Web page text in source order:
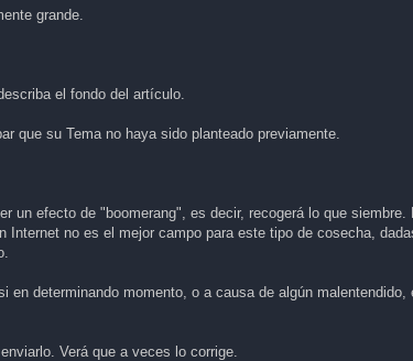
grande.
el fondo del artículo.
que su Tema no haya sido planteado previamente.
un efecto de "boomerang", es decir, recogerá lo que siembre.
no es el mejor campo para este tipo de cosecha,
en determinando momento, o a causa de algún
Verá que a veces lo corrige.